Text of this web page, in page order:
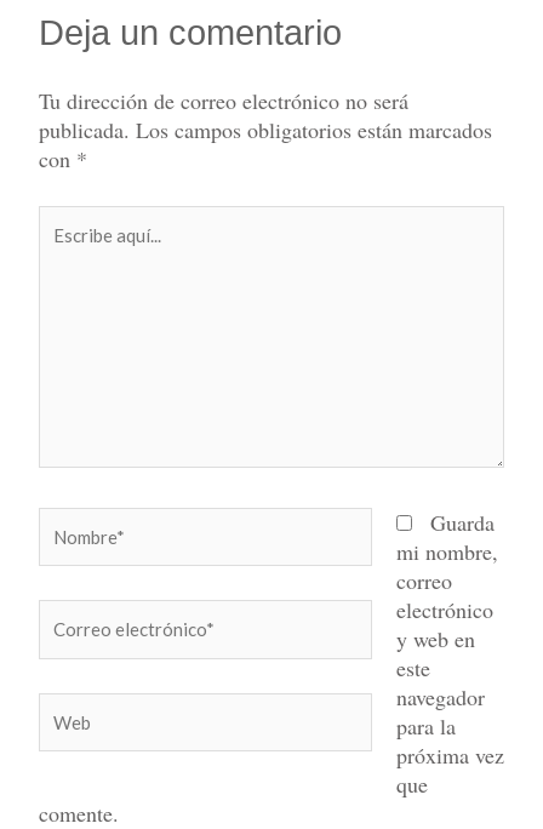
Deja un comentario
Tu dirección de correo electrónico no será
publicada. Los campos obligatorios están marcados
con *
aquí...
electrónico*
Guarda
mi nombre,
correo
electrónico
y web en
este
navegador
para la
próxima vez
que
comente.